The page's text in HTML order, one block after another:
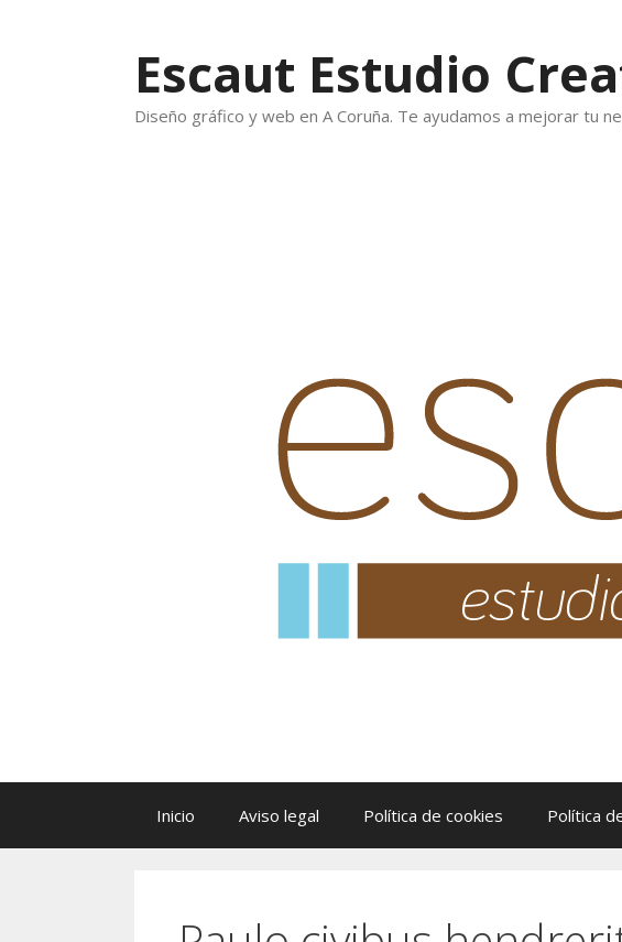
Escaut Estudio
Diseño gráfico y web en A Coruña. Te ayudamos a mejorar tu
Inicio Aviso legal Política de cookies Política